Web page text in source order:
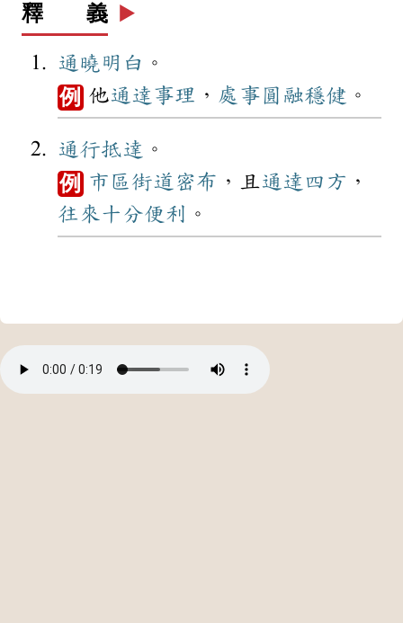
釋 義 ▶️
通曉 明白 。
例 他通達 事理 ， 處事 圓融穩健 。
通行抵達 。
例 市區 街道 密布 ，且通達 四方 ，
往來十分便利 。